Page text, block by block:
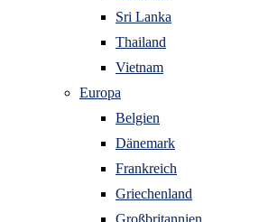
Sri Lanka
Thailand
Vietnam
Europa
Belgien
Dänemark
Frankreich
Griechenland
Großbritannien